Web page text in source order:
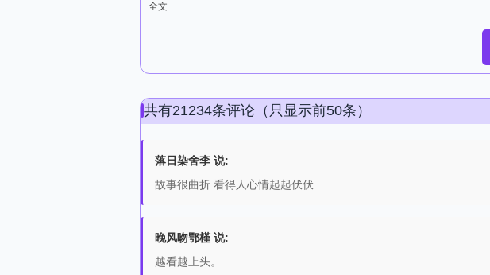
全文
共有21234条评论（只显示前50条）
落日染舍李 说:
故事很曲折 看得人心情起起伏伏
晚风吻鄂槿 说:
越看越上头。